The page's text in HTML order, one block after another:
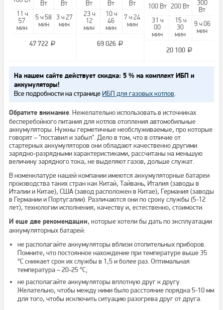
Вт
Вт
11 ч
57
мин
5 ч 58
мин
3 ч 27
мин
47 722 a
Вт
Вт
Вт
23 ч
12
мин
10 ч
46
мин
7 ч 24
мин
69 026 a
100 Вт 200 Вт
300
Вт
31 ч
00
мин
15 ч
30
мин
9 ч 06
мин
20 100 a
На нашем сайте действует скидка: 5 % на комплект ИБП и
аккумуляторы!
Все подробности на страницеИБП для газовых котлов
Обратите внимание . Нежелательно использовать в источниках
бесперебойного питания для котлов отопления автомобильные
аккумуляторы. Нужны герметичные необслуживаемые, про которые
говорят – "поставил и забыл". Дело в том, что в отличие от
стартерных аккумуляторов они обладают качественно другими
зарядно-разрядными характеристиками, рассчитаны на меньшую
величину зарядного тока, не выделяют газов, дольше служат.
В номенклатуре нашей компании имеются аккумуляторные батареи
производства таких стран как Китай, Тайвань, Италия (заводы в
Италии и Китае), США (завод расположен в Китае), Германия (заводы
в Германии и Португалии). Различаются они по сроку службы (5-12
лет), технологии исполнения, качеству и, естественно, стоимости.
И еще две рекомендации, которые хотели бы дать по эксплуатации
аккумуляторных батарей:
не располагайте аккумуляторы вблизи отопительных приборов.
Помните, что постоянное нахождение при температуре выше 35
°С снижает срок их службы в 1,5 и более раз. Оптимальная
температура – 20-25 °С;
не располагайте аккумуляторы вплотную друг к другу.
Желательно, чтобы между ними было расстояние порядка 5-10 мм
для того, чтобы исключить ситуацию разогрева друг от друга.